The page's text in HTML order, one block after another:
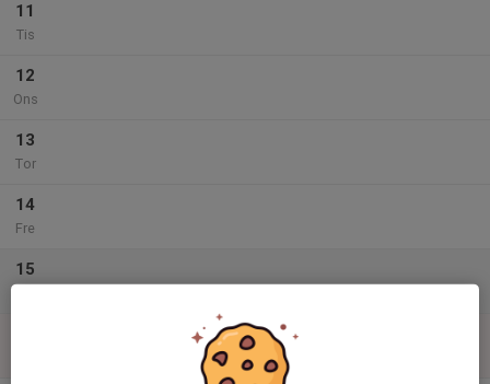
11
Tis
12
Ons
13
Tor
14
Fre
15